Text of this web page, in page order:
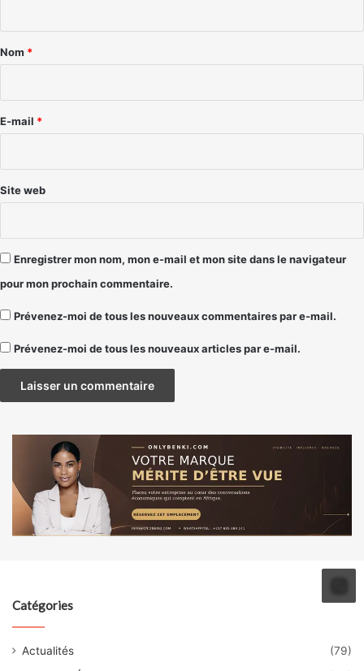
a
e
Nom *
E-mail *
Site web
Enregistrer mon nom, mon e-mail et mon site dans le navigateur
pour mon prochain commentaire.
Prévenez-moi de tous les nouveaux commentaires par e-mail.
Prévenez-moi de tous les nouveaux articles par e-mail.
Catégories
Actualités
(79)